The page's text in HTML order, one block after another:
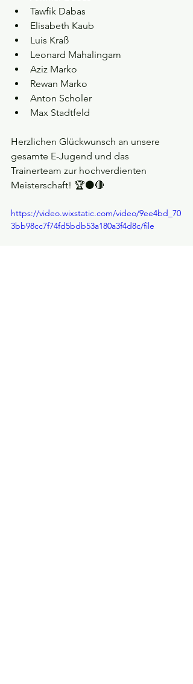
Tawfik Dabas
Elisabeth Kaub
Luis Kraß
Leonard Mahalingam
Aziz Marko
Rewan Marko
Anton Scholer
Max Stadtfeld
Herzlichen Glückwunsch an unsere
gesamte E-Jugend und das
Trainerteam zur hochverdienten
Meisterschaft! 🏆⚫🔴
https://video.wixstatic.com/video/9ee4bd_70
3bb98cc7f74fd5bdb53a180a3f4d8c/file